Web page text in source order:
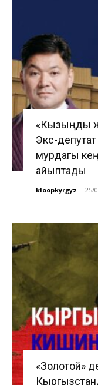
«Кызыңды
Экс-
мурдагы
айыптады
kloopkyrgyz - 25/
«Золотой»